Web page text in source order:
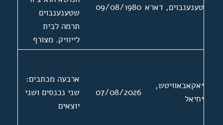
ספרו, ביבליוגרפיה
וכרטיס חבר
באגודת עיתונאים.
טענענבוים, דארא 09/08/1980
שטענענבוים
תרמה לבית
לייוויק. מצורף
מכתב מהנהלת
אל גדליה
טענענבוים ללא
תאריך.
יאקאבאוויטש,
יחיאל
07/08/2026
ארבעה מכתבים:
שני נכנסים ושני
יוצאים